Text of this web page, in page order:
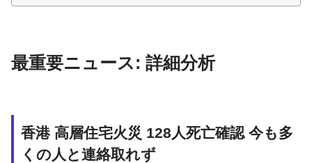
最重要ニュース: 詳細分析
香港 高層住宅火災 128人死亡確認 今も多
くの人と連絡取れず